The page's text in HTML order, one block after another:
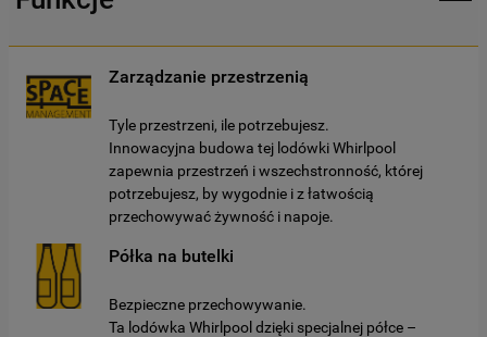
Zarządzanie przestrzenią
Tyle przestrzeni, ile potrzebujesz.
Innowacyjna budowa tej lodówki Whirlpool
zapewnia przestrzeń i wszechstronność, której
potrzebujesz, by wygodnie i z łatwością
przechowywać żywność i napoje.
Półka na butelki
Bezpieczne przechowywanie.
Ta lodówka Whirlpool dzięki specjalnej półce –